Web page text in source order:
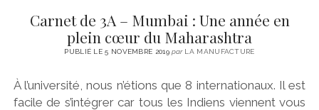
Carnet de 3A – Mumbai : Une année en
plein cœur du Maharashtra
PUBLIÉ LE 5 NOVEMBRE 2019parLA MANUFACTURE
À l’université, nous n’étions que 8 internationaux. Il est
facile de s’intégrer car tous les Indiens viennent vous